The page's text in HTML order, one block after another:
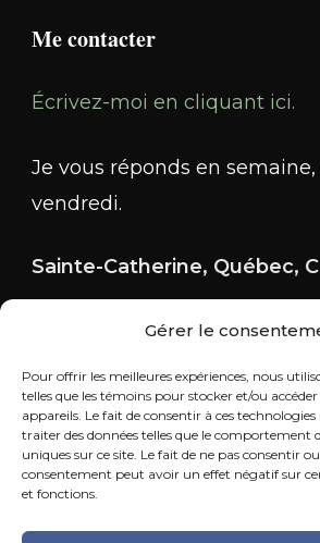
Gérer le
Pour offrir les meilleures expériences, nous
telles que les témoins pour stocker et/ou
appareils. Le fait de consentir à ces
traiter des données telles que le comportement
uniques sur ce site. Le fait de ne pas consentir
consentement peut avoir un effet négatif sur
et fonctions.
Me contacter
Écrivez-moi en cliquant ici.
Je vous réponds en
vendredi.
Sainte-Catherine, Québec,